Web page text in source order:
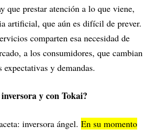
que prestar atención a lo que viene,
artificial, que aún es difícil de prever.
comparten esa necesidad de
a los consumidores, que cambian
expectativas y demandas.
y con Tokai?
inversora ángel. En su momento